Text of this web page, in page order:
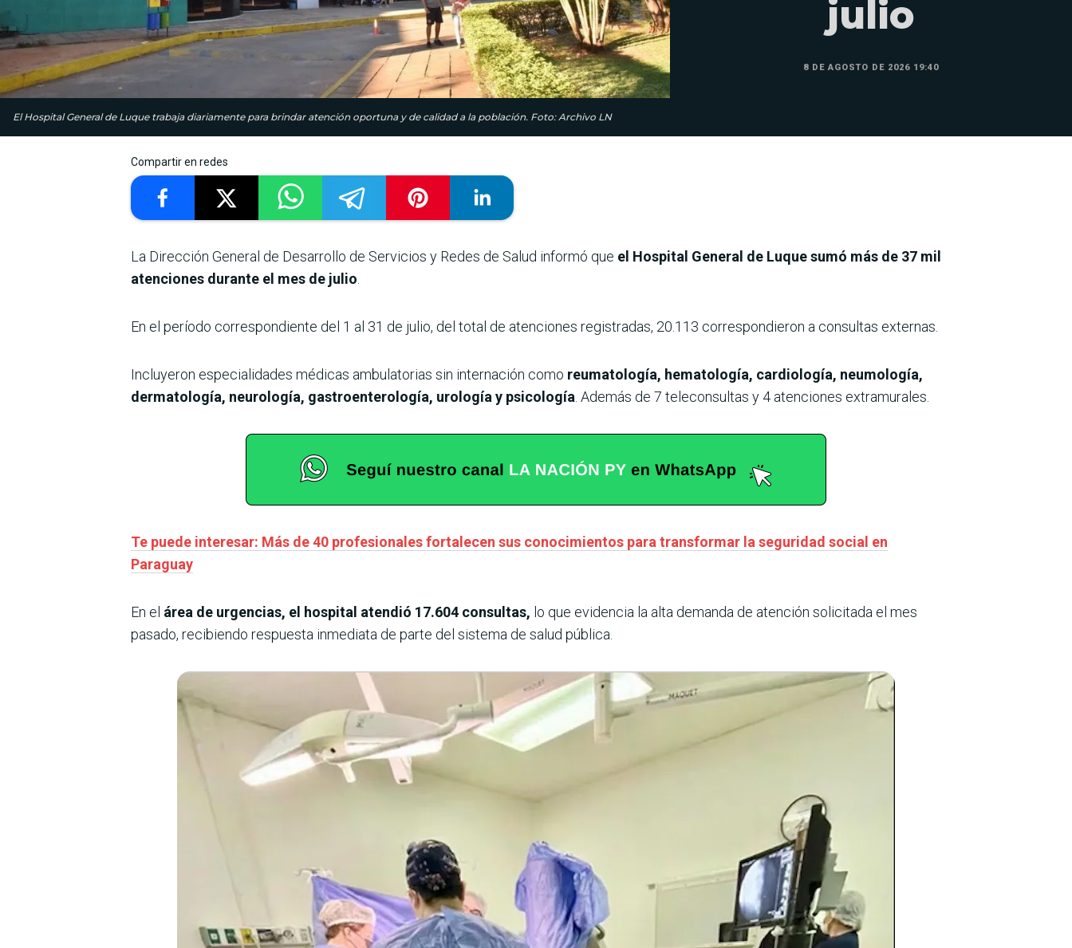
El Hospital General de Luque trabaja diariamente para brindar atención oportuna y de calidad a la población. Foto: Archivo LN
julio
8 DE AGOSTO DE 2026 19:40
Compartir en redes
La Dirección General de Desarrollo de Servicios y Redes de Salud informó que el Hospital General de Luque sumó más de 37 mil
atenciones durante el mes de julio
En el período correspondiente del 1 al 31 de julio, del total de atenciones registradas, 20.113 correspondieron a consultas externas.
Incluyeron especialidades médicas ambulatorias sin internación como reumatología, hematología, cardiología, neumología,
dermatología, neurología, gastroenterología, urología y psicología . Además de 7 teleconsultas y 4 atenciones extramurales.
Te puede interesar: Más de 40 profesionales fortalecen sus conocimientos para transformar la seguridad social en
Paraguay
En el área de urgencias, el hospital atendió 17.604 consultas, lo que evidencia la alta demanda de atención solicitada el mes
pasado, recibiendo respuesta inmediata de parte del sistema de salud pública.